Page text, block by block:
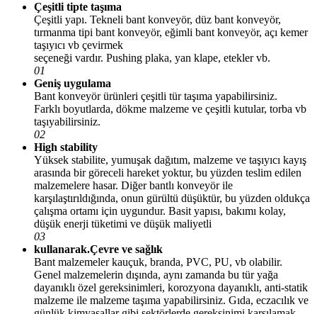
Çeşitli tipte taşıma
Çeşitli yapı. Tekneli bant konveyör, düz bant konveyör,
tırmanma tipi bant konveyör, eğimli bant konveyör, açı kemer
taşıyıcı vb çevirmek
seçeneği vardır. Pushing plaka, yan klape, etekler vb.
01
Geniş uygulama
Bant konveyör ürünleri çeşitli tür taşıma yapabilirsiniz.
Farklı boyutlarda, dökme malzeme ve çeşitli kutular, torba vb
taşıyabilirsiniz.
02
High stability
Yüksek stabilite, yumuşak dağıtım, malzeme ve taşıyıcı kayış
arasında bir göreceli hareket yoktur, bu yüzden teslim edilen
malzemelere hasar. Diğer bantlı konveyör ile
karşılaştırıldığında, onun gürültü düşüktür, bu yüzden oldukça
çalışma ortamı için uygundur. Basit yapısı, bakımı kolay,
düşük enerji tüketimi ve düşük maliyetli
03
kullanarak.Çevre ve sağlık
Bant malzemeler kauçuk, branda, PVC, PU, vb olabilir.
Genel malzemelerin dışında, aynı zamanda bu tür yağa
dayanıklı özel gereksinimleri, korozyona dayanıklı, anti-statik
malzeme ile malzeme taşıma yapabilirsiniz. Gıda, eczacılık ve